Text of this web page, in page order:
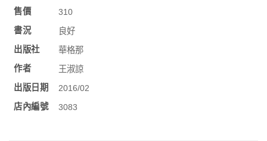
售價
310
書況
良好
出版社
華格那
作者
王淑諒
出版日期
2016/02
店內編號
3083